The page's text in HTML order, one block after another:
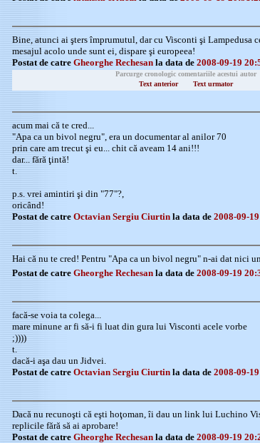
Bine, atunci ai şters împrumutul, dar cu Visconti şi Lampedusa
mesajul acolo unde sunt ei, dispare şi europeea!
Postat de catre Gheorghe Rechesan la data de 2008-09-19
Parcurge cronologic comentariile acestui autor
Text anterior
Text urmator
acum mai că te cred...
"Apa ca un bivol negru", era un documentar al anilor 70
prin care am trecut şi eu... chit că aveam 14 ani!!!
dar... fără ţintă!
t.
p.s. vrei amintiri şi din "77"?,
oricând!
Postat de catre Octavian Sergiu Ciurtin la data de 2008-09-
Hai că nu te cred! Pentru "Apa ca un bivol negru" n-ai dat nici
Postat de catre Gheorghe Rechesan la data de 2008-09-19
facă-se voia ta colega...
mare minune ar fi să-i fi luat din gura lui Visconti acele vorbe
;))))
t.
dacă-i aşa dau un Jidvei.
Postat de catre Octavian Sergiu Ciurtin la data de 2008-09-
Dacă nu recunoşti că eşti hoţoman, îi dau un link lui Luchino
replicile fără să ai aprobare!
Postat de catre Gheorghe Rechesan la data de 2008-09-19